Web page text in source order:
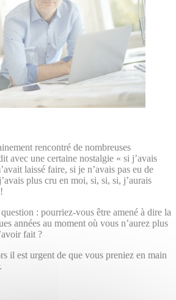
rencontré de nombreuses
avec une certaine nostalgie « si j’avais
laissé faire, si je n’avais pas eu de
plus cru en moi, si, si, si, j’aurais
: pourriez-vous être amené à dire la
années au moment où vous n’aurez plus
fait ?
il est urgent de que vous preniez en main